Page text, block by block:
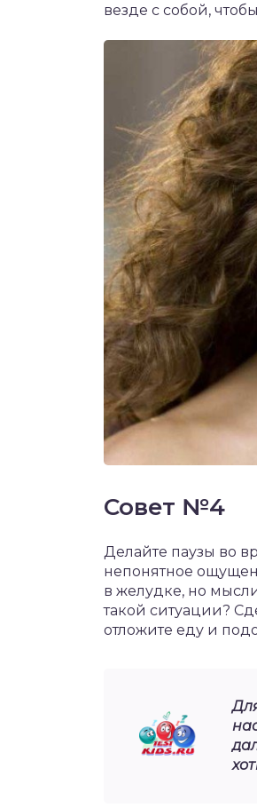
везде с собой,
Совет №4
Делайте паузы во
непонятное
в желудке, но мысли
такой ситуации?
отложите еду и